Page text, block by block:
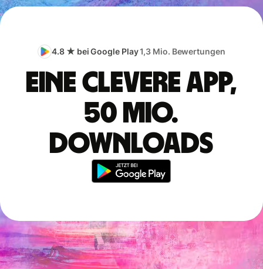
4.8 ★ bei Google Play1,3 Mio. Bewertungen
Eine clevere App,
50 Mio.
Downloads